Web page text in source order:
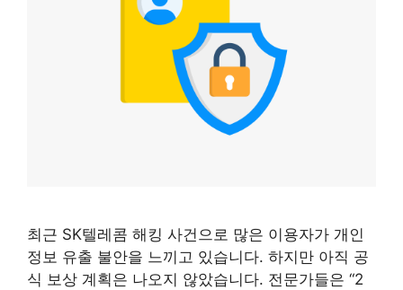
최근 SK텔레콤 해킹 사건으로 많은 이용자가 개인
정보 유출 불안을 느끼고 있습니다. 하지만 아직 공
식 보상 계획은 나오지 않았습니다. 전문가들은 “2